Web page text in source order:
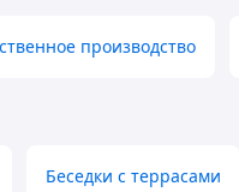
производство
Беседки с террасами